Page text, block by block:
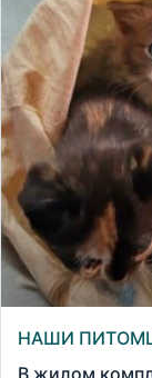
НАШИ
В жилом